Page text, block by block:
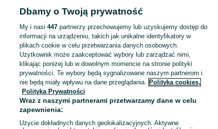
POLSKA » DOLNOŚLĄSKIE
KATEGORIA
Skorzystaj z największego serwisu ogłoszeniowego - Dolnośląskie i okolice! - kupuj lub sprzedawaj jeszcze wygodniej w kategorii Kolej! Zobacz
Mapa kategorii
Mapa miejscowości
Dbamy o Twoją prywatność
My i nasi 447partnerzy przechowujemy lub uzyskujemy dostęp do
informacji na urządzeniu, takich jak unikalne identyfikatory w
plikach cookie w celu przetwarzania danych osobowych.
Użytkownik może zaakceptować wybory lub zarządzać nimi,
klikając poniżej lub w dowolnym momencie na stronie polityki
prywatności. Te wybory będą sygnalizowane naszym partnerom i
nie będą miały wpływu na dane przeglądania. Polityka cookies,
Polityka Prywatności
Wraz z naszymi partnerami przetwarzamy dane w celu
zapewnienia:
Użycie dokładnych danych geolokalizacyjnych. Aktywne